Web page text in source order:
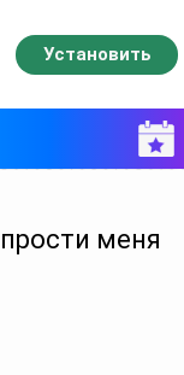
меня
Установить